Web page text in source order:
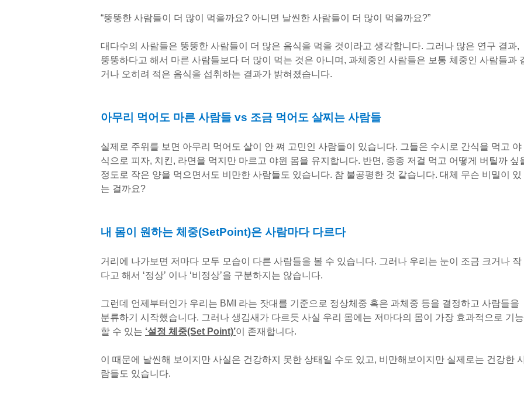
“뚱뚱한 사람들이 더 많이 먹을까요? 아니면 날씬한 사람들이 더 많이 먹을까요?”
대다수의 사람들은 뚱뚱한 사람들이 더 많은 음식을 먹을 것이라고 생각합니다. 그러나 많은 연구 결과,
뚱뚱하다고 해서 마른 사람들보다 더 많이 먹는 것은 아니며, 과체중인 사람들은 보통 체중인 사람들과
거나 오히려 적은 음식을 섭취하는 결과가 밝혀졌습니다.
아무리 먹어도 마른 사람들 vs 조금 먹어도 살찌는 사람들
실제로 주위를 보면 아무리 먹어도 살이 안 쪄 고민인 사람들이 있습니다. 그들은 수시로 간식을 먹고 야
식으로 피자, 치킨, 라면을 먹지만 마르고 야윈 몸을 유지합니다. 반면, 종종 저걸 먹고 어떻게 버틸까 싶
정도로 작은 양을 먹으면서도 비만한 사람들도 있습니다. 참 불공평한 것 같습니다. 대체 무슨 비밀이 있
는 걸까요?
내 몸이 원하는 체중(SetPoint)은 사람마다 다르다
거리에 나가보면 저마다 모두 모습이 다른 사람들을 볼 수 있습니다. 그러나 우리는 눈이 조금 크거나 작
다고 해서 ‘정상’ 이나 ‘비정상’을 구분하지는 않습니다.
그런데 언제부터인가 우리는 BMI 라는 잣대를 기준으로 정상체중 혹은 과체중 등을 결정하고 사람들을
분류하기 시작했습니다. 그러나 생김새가 다르듯 사실 우리 몸에는 저마다의 몸이 가장 효과적으로 기능
할 수 있는 ‘설정 체중(Set Point)’이 존재합니다.
이 때문에 날씬해 보이지만 사실은 건강하지 못한 상태일 수도 있고, 비만해보이지만 실제로는 건강한
람들도 있습니다.